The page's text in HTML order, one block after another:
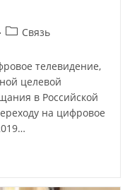
Связь
телевидение,
целевой
в Российской
на цифровое